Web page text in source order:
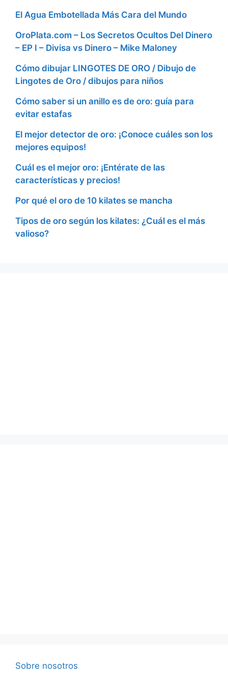
El Agua Embotellada Más Cara del Mundo
OroPlata.com – Los Secretos Ocultos Del Dinero
– EP I – Divisa vs Dinero – Mike Maloney
Cómo dibujar LINGOTES DE ORO / Dibujo de
Lingotes de Oro / dibujos para niños
Cómo saber si un anillo es de oro: guía para
evitar estafas
El mejor detector de oro: ¡Conoce cuáles son los
mejores equipos!
Cuál es el mejor oro: ¡Entérate de las
características y precios!
Por qué el oro de 10 kilates se mancha
Tipos de oro según los kilates: ¿Cuál es el más
valioso?
Sobre nosotros